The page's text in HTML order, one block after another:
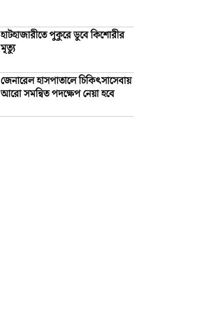
হাটহাজারীতে পুকুরে ডুবে কিশোরীর
মৃত্যু
জেনারেল হাসপাতালে চিকিৎসাসেবায়
আরো সমন্বিত পদক্ষেপ নেয়া হবে